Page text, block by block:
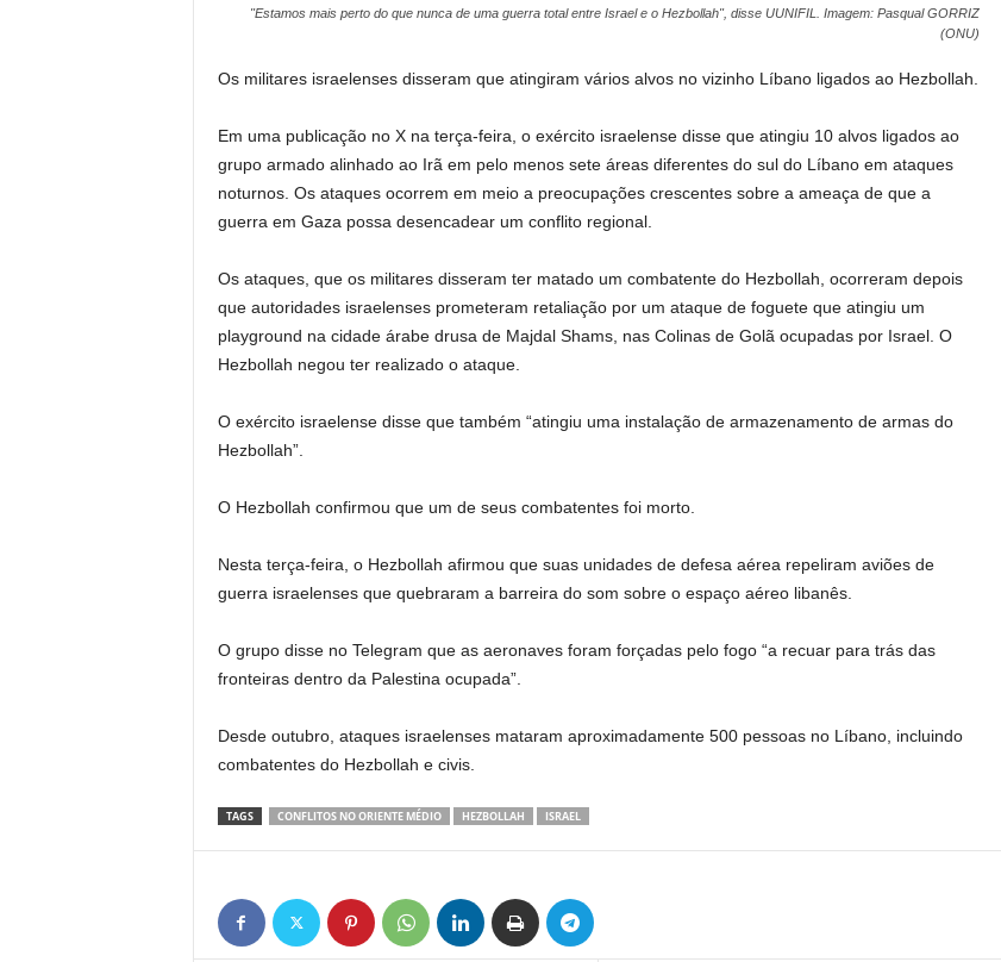
"Estamos mais perto do que nunca de uma guerra total entre Israel e o Hezbollah", disse UUNIFIL. Imagem: Pasqual GORRIZ
(ONU)
Os militares israelenses disseram que atingiram vários alvos no vizinho Líbano ligados ao Hezbollah.
Em uma publicação no X na terça-feira, o exército israelense disse que atingiu 10 alvos ligados ao
grupo armado alinhado ao Irã em pelo menos sete áreas diferentes do sul do Líbano em ataques
noturnos. Os ataques ocorrem em meio a preocupações crescentes sobre a ameaça de que a
guerra em Gaza possa desencadear um conflito regional.
Os ataques, que os militares disseram ter matado um combatente do Hezbollah, ocorreram depois
que autoridades israelenses prometeram retaliação por um ataque de foguete que atingiu um
playground na cidade árabe drusa de Majdal Shams, nas Colinas de Golã ocupadas por Israel. O
Hezbollah negou ter realizado o ataque.
O exército israelense disse que também “atingiu uma instalação de armazenamento de armas do
Hezbollah”.
O Hezbollah confirmou que um de seus combatentes foi morto.
Nesta terça-feira, o Hezbollah afirmou que suas unidades de defesa aérea repeliram aviões de
guerra israelenses que quebraram a barreira do som sobre o espaço aéreo libanês.
O grupo disse no Telegram que as aeronaves foram forçadas pelo fogo “a recuar para trás das
fronteiras dentro da Palestina ocupada”.
Desde outubro, ataques israelenses mataram aproximadamente 500 pessoas no Líbano, incluindo
combatentes do Hezbollah e civis.
TAGS CONFLITOS NO ORIENTE MÉDIO HEZBOLLAH ISRAEL